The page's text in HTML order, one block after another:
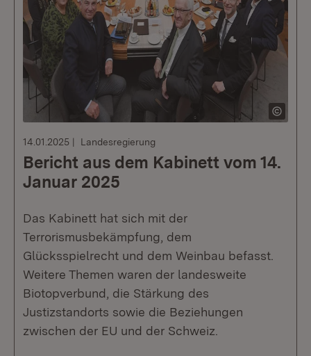
14.01.2025 Landesregierung
Bericht aus dem Kabinett vom 14.
Januar 2025
Das Kabinett hat sich mit der
Terrorismusbekämpfung, dem
Glücksspielrecht und dem Weinbau befasst.
Weitere Themen waren der landesweite
Biotopverbund, die Stärkung des
Justizstandorts sowie die Beziehungen
zwischen der EU und der Schweiz.